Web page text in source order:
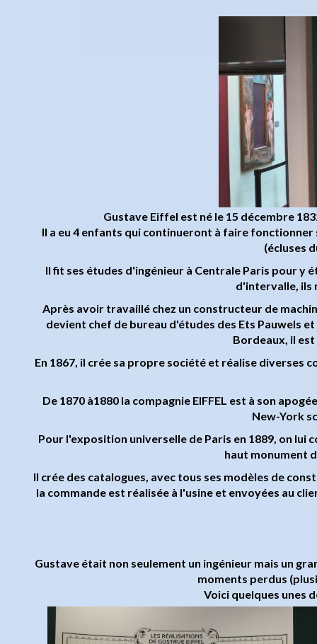
Gustave Eiffel est né le 15 décembre
Il a eu 4 enfants qui continueront à faire
(écluses
Il fit ses études d'ingénieur à Centrale Paris pour y
d'intervalle, ils
Après avoir travaillé chez un constructeur de
devient chef de bureau d'études des Ets Pauwels
Bordeaux, il est
En 1867, il crée sa propre société et réalise
De 1870 à1880 la compagnie EIFFEL est à son
New-York
Pour l'exposition universelle de Paris en 1889, on lui
haut monument
Il crée des catalogues, avec tous ses modèles de
la commande est réalisée à l'usine et envoyées au
Gustave était non seulement un ingénieur mais un
moments perdus
Voici quelques unes